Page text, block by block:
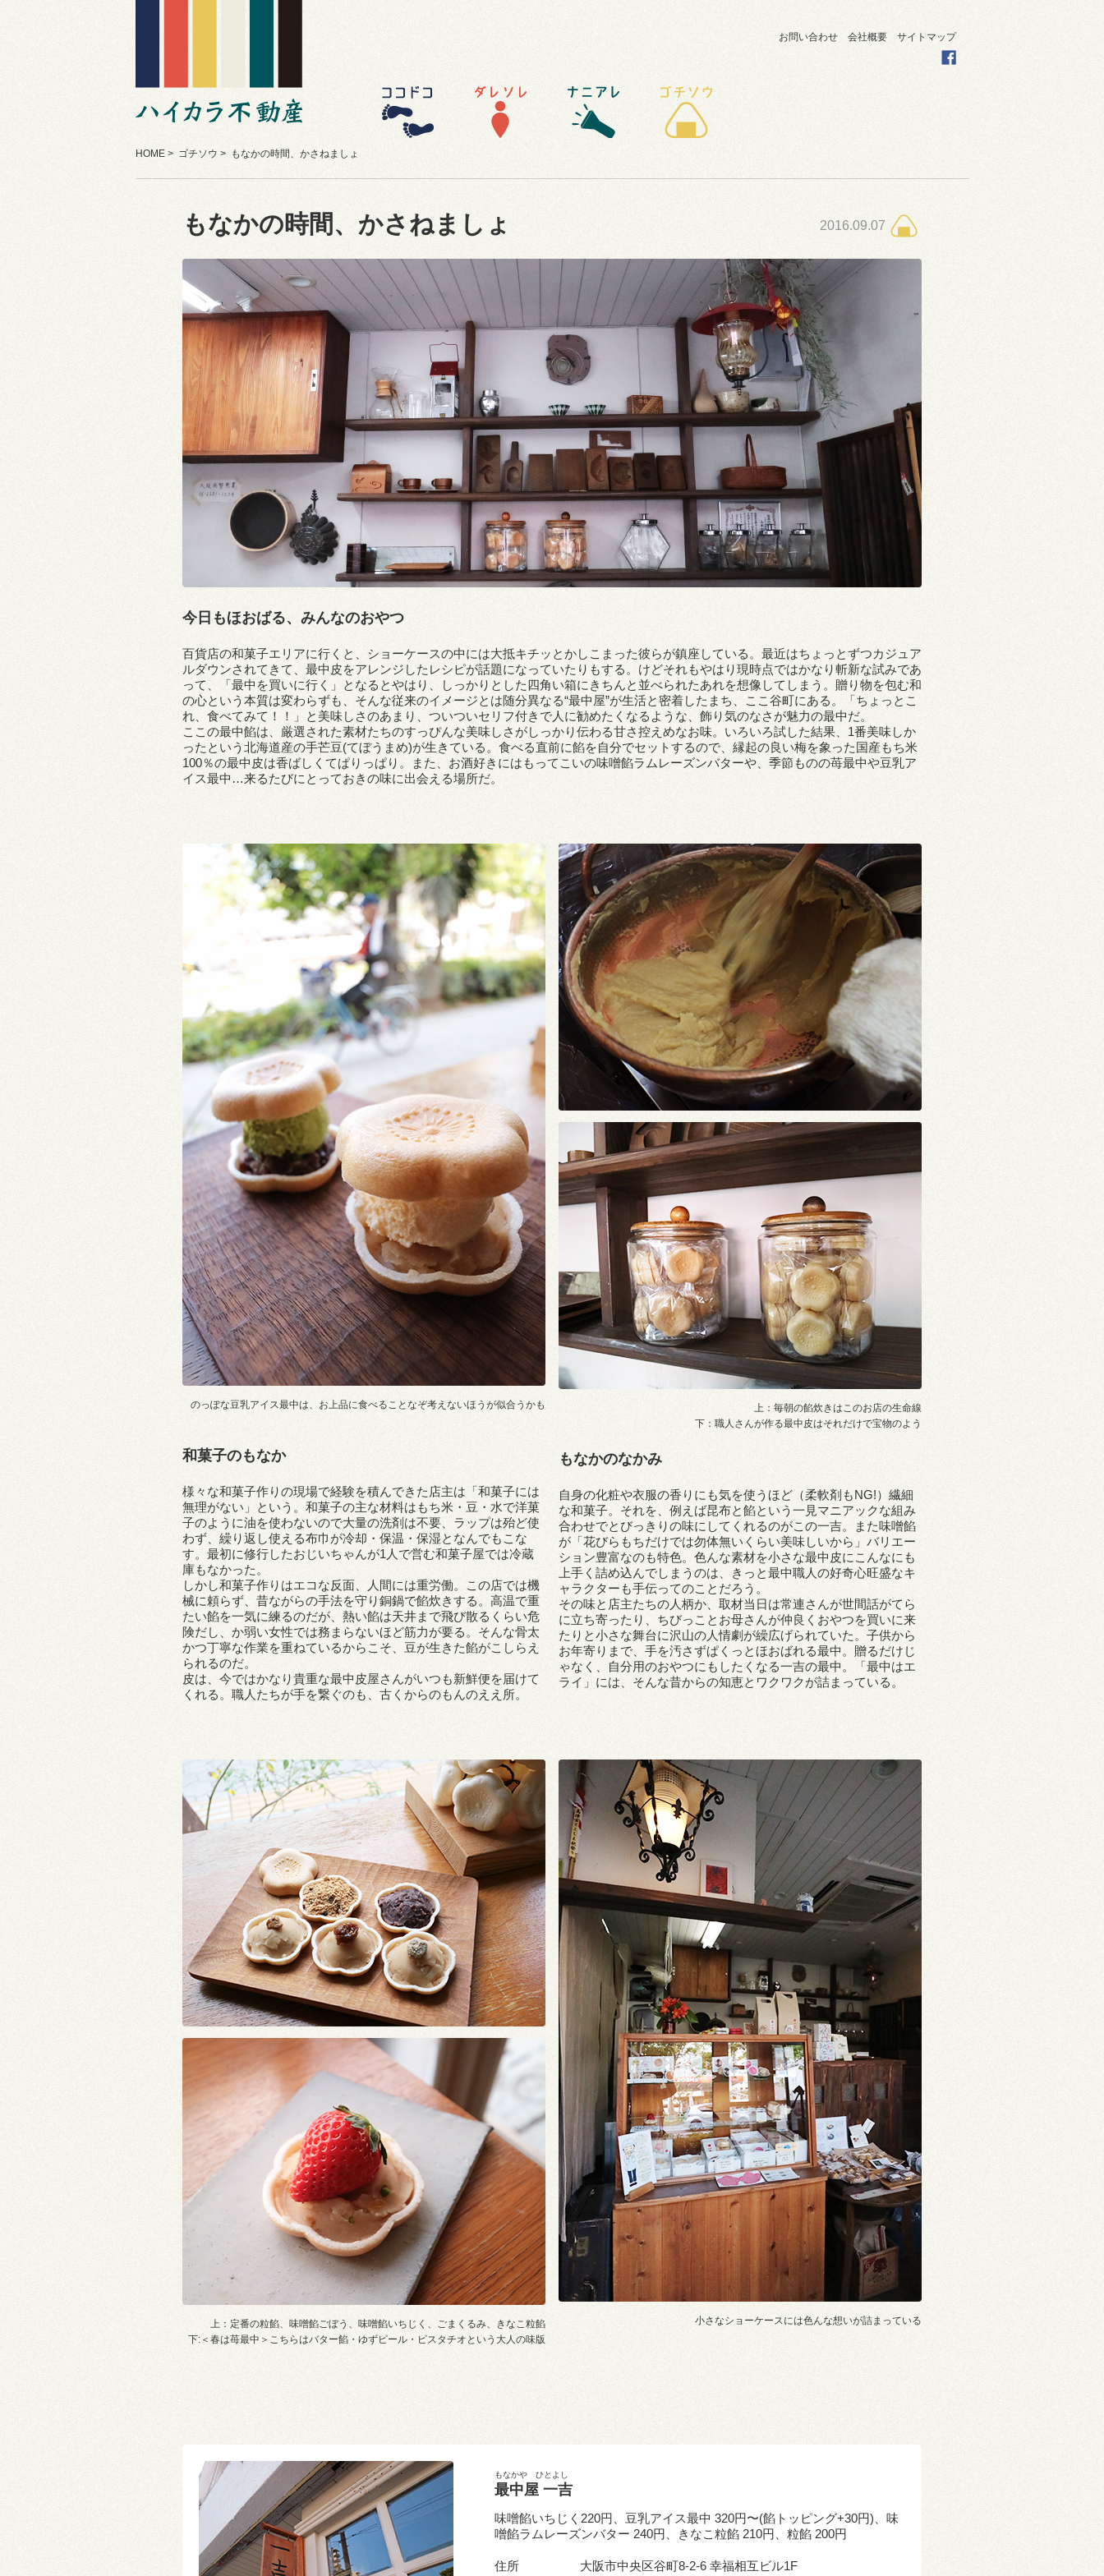
お問い合わせ 会社概要 サイトマップ
HOME> ゴチソウ > もなかの時間、かさねましょ
もなかの時間、かさねましょ 2016.09.07
今日もほおばる、みんなのおやつ
百貨店の和菓子エリアに行くと、ショーケースの中には大抵キチッとかしこまった彼らが鎮座している。最近はちょっとずつカジュア
ルダウンされてきて、最中皮をアレンジしたレシピが話題になっていたりもする。けどそれもやはり現時点ではかなり斬新な試みであ
って、「最中を買いに行く」となるとやはり、しっかりとした四角い箱にきちんと並べられたあれを想像してしまう。贈り物を包む和
の心という本質は変わらずも、そんな従来のイメージとは随分異なる“最中屋”が生活と密着したまち、ここ谷町にある。「ちょっとこ
れ、食べてみて！！」と美味しさのあまり、ついついセリフ付きで人に勧めたくなるような、飾り気のなさが魅力の最中だ。
ここの最中餡は、厳選された素材たちのすっぴんな美味しさがしっかり伝わる甘さ控えめなお味。いろいろ試した結果、1番美味しか
ったという北海道産の手芒豆(てぼうまめ)が生きている。食べる直前に餡を自分でセットするので、縁起の良い梅を象った国産もち米
100％の最中皮は香ばしくてぱりっぱり。また、お酒好きにはもってこいの味噌餡ラムレーズンバターや、季節ものの苺最中や豆乳ア
イス最中…来るたびにとっておきの味に出会える場所だ。
のっぽな豆乳アイス最中は、お上品に食べることなぞ考えないほうが似合うかも
和菓子のもなか
様々な和菓子作りの現場で経験を積んできた店主は「和菓子には
無理がない」という。和菓子の主な材料はもち米・豆・水で洋菓
子のように油を使わないので大量の洗剤は不要、ラップは殆ど使
わず、繰り返し使える布巾が冷却・保温・保湿となんでもこな
す。最初に修行したおじいちゃんが1人で営む和菓子屋では冷蔵
庫もなかった。
しかし和菓子作りはエコな反面、人間には重労働。この店では機
械に頼らず、昔ながらの手法を守り銅鍋で餡炊きする。高温で重
たい餡を一気に練るのだが、熱い餡は天井まで飛び散るくらい危
険だし、か弱い女性では務まらないほど筋力が要る。そんな骨太
かつ丁寧な作業を重ねているからこそ、豆が生きた餡がこしらえ
られるのだ。
皮は、今ではかなり貴重な最中皮屋さんがいつも新鮮便を届けて
くれる。職人たちが手を繋ぐのも、古くからのもんのええ所。
上：毎朝の餡炊きはこのお店の生命線
下：職人さんが作る最中皮はそれだけで宝物のよう
もなかのなかみ
自身の化粧や衣服の香りにも気を使うほど（柔軟剤もNG!）繊細
な和菓子。それを、例えば昆布と餡という一見マニアックな組み
合わせでとびっきりの味にしてくれるのがこの一吉。また味噌餡
が「花びらもちだけでは勿体無いくらい美味しいから」バリエー
ション豊富なのも特色。色んな素材を小さな最中皮にこんなにも
上手く詰め込んでしまうのは、きっと最中職人の好奇心旺盛なキ
ャラクターも手伝ってのことだろう。
その味と店主たちの人柄か、取材当日は常連さんが世間話がてら
に立ち寄ったり、ちびっことお母さんが仲良くおやつを買いに来
たりと小さな舞台に沢山の人情劇が繰広げられていた。子供から
お年寄りまで、手を汚さずぱくっとほおばれる最中。贈るだけじ
ゃなく、自分用のおやつにもしたくなる一吉の最中。「最中はエ
ライ」には、そんな昔からの知恵とワクワクが詰まっている。
上：定番の粒餡、味噌餡ごぼう、味噌餡いちじく、ごまくるみ、きなこ粒餡
下:＜春は苺最中＞こちらはバター餡・ゆずピール・ピスタチオという大人の味版
小さなショーケースには色んな想いが詰まっている
もなかや ひとよし
最中屋 一吉
味噌餡いちじく220円、豆乳アイス最中 320円〜(餡トッピング+30円)、味
噌餡ラムレーズンバター 240円、きなこ粒餡 210円、粒餡 200円
住所 大阪市中央区谷町8-2-6 幸福相互ビル1F